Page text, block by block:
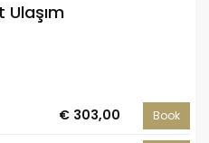
Book
€ 303,00